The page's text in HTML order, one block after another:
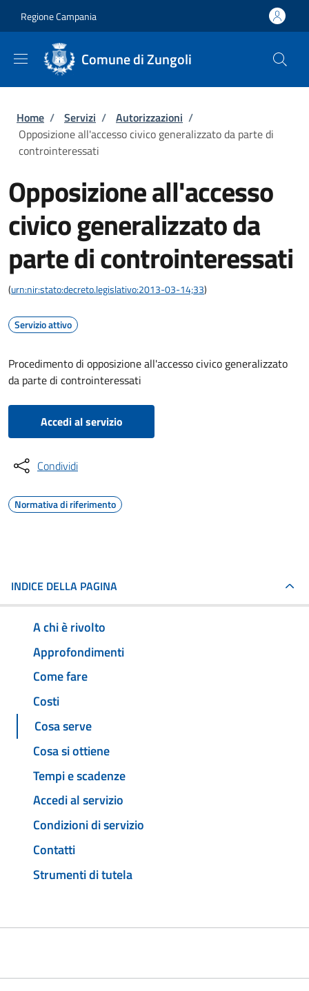
Regione Campania
Comune di Zungoli
Briciole di pane
Home / Servizi / Autorizzazioni /
Opposizione all'accesso civico generalizzato da parte di
controinteressati
Opposizione all'accesso
civico generalizzato da
parte di controinteressati
(urn:nir:stato:decreto.legislativo:2013-03-14;33)
Servizio attivo
Procedimento di opposizione all'accesso civico generalizzato
da parte di controinteressati
Accedi al servizio
Condividi
Normativa di riferimento
INDICE DELLA PAGINA
A chi è rivolto
Approfondimenti
Come fare
Costi
Cosa serve
Cosa si ottiene
Tempi e scadenze
Accedi al servizio
Condizioni di servizio
Contatti
Strumenti di tutela